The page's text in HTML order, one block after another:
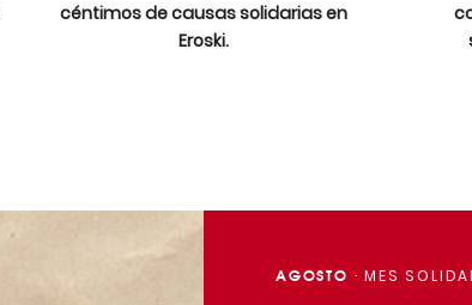
céntimos de causas solidarias en
Eroski.
AGOSTO · MES